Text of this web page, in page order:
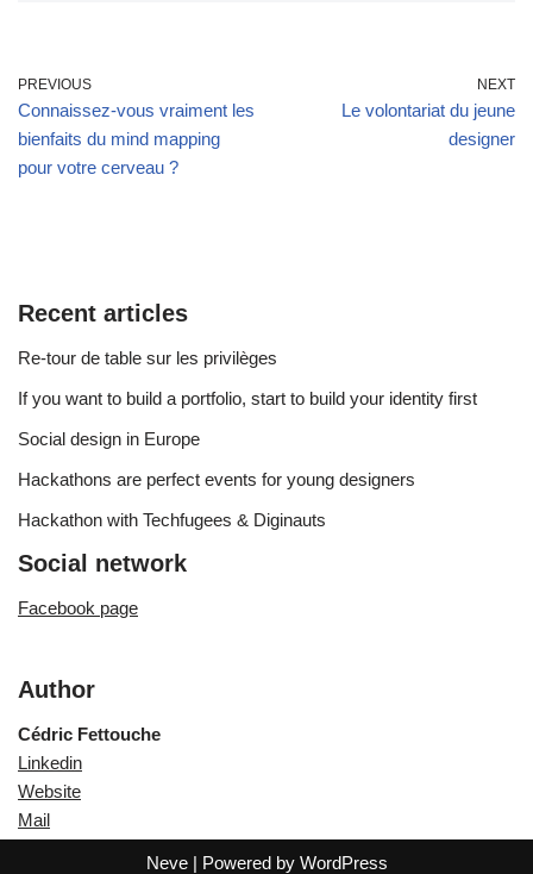
PREVIOUS
Connaissez-vous vraiment les
bienfaits du mind mapping
pour votre cerveau ?
NEXT
Le volontariat du jeune
designer
Recent articles
Re-tour de table sur les privilèges
If you want to build a portfolio, start to build your identity first
Social design in Europe
Hackathons are perfect events for young designers
Hackathon with Techfugees & Diginauts
Social network
Facebook page
Author
Cédric Fettouche
Linkedin
Website
Mail
Neve| Powered by WordPress